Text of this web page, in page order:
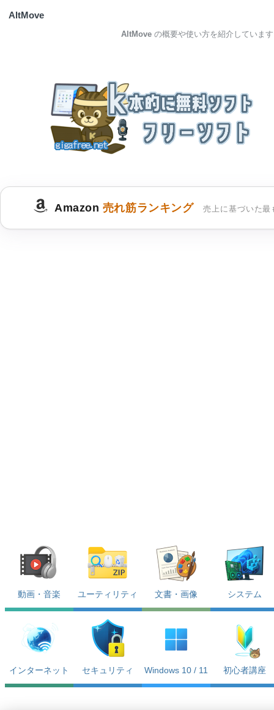
AltMove
AltMove の概要や使い方を紹介しています
Amazon 売れ筋ランキング 売上に基づいた最
動画・音楽 ユーティリティ 文書・画像 システム
インターネット セキュリティ Windows 10 / 11 初心者講座